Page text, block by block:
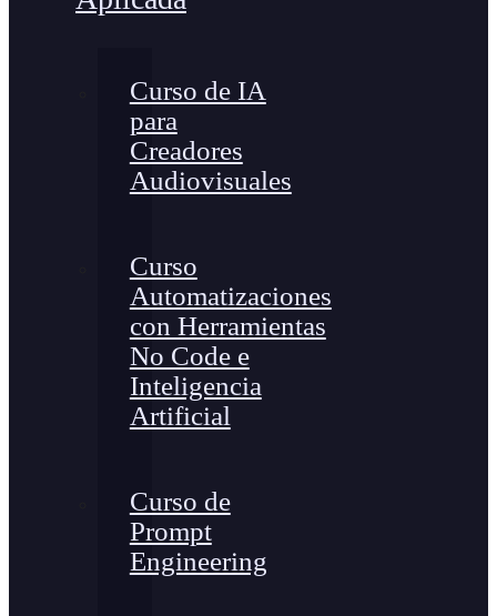
Curso de IA
para
Creadores
Audiovisuales
Curso
Automatizaciones
con Herramientas
No Code e
Inteligencia
Artificial
Curso de
Prompt
Engineering